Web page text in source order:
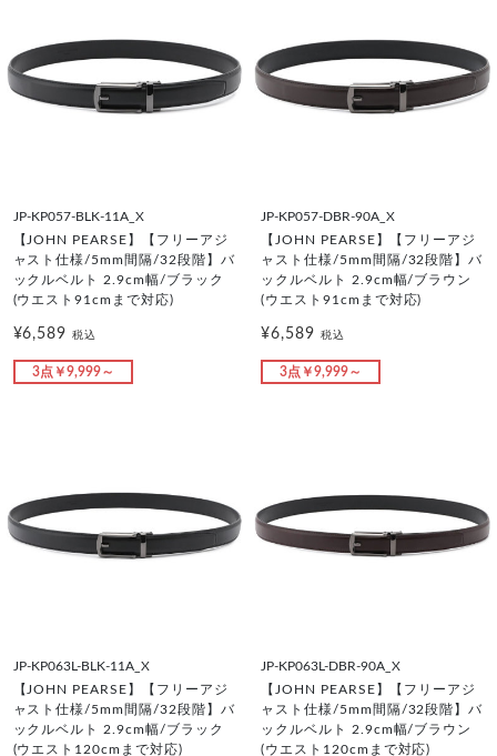
JP-KP057-BLK-11A_X
【JOHN PEARSE】【フリーアジ
ャスト仕様/5mm間隔/32段階】バ
ックルベルト 2.9cm幅/ブラック
(ウエスト91cmまで対応)
¥6,589税込
3点￥9,999～
JP-KP057-DBR-90A_X
【JOHN PEARSE】【フリーアジ
ャスト仕様/5mm間隔/32段階】バ
ックルベルト 2.9cm幅/ブラウン
(ウエスト91cmまで対応)
¥6,589 税込
3点￥9,999～
JP-KP063L-BLK-11A_X
【JOHN PEARSE】【フリーアジ
ャスト仕様/5mm間隔/32段階】バ
ックルベルト 2.9cm幅/ブラック
(ウエスト120cmまで対応)
JP-KP063L-DBR-90A_X
【JOHN PEARSE】【フリーアジ
ャスト仕様/5mm間隔/32段階】バ
ックルベルト 2.9cm幅/ブラウン
(ウエスト120cmまで対応)